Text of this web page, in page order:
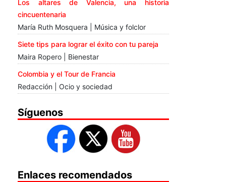
Los altares de Valencia, una historia
cincuentenaria
María Ruth Mosquera | Música y folclor
Siete tips para lograr el éxito con tu pareja
Maira Ropero | Bienestar
Colombia y el Tour de Francia
Redacción | Ocio y sociedad
Síguenos
Enlaces recomendados